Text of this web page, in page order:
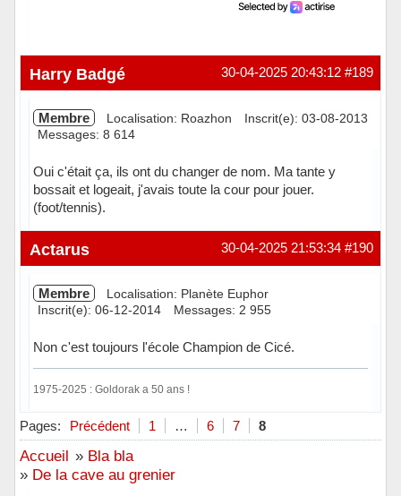
#189
30-04-2025 20:43:12
Harry Badgé
Membre Localisation: Roazhon
Inscrit(e): 03-08-2013
Messages: 8 614
Oui c'était ça, ils ont du changer de nom. Ma tante y
bossait et logeait, j'avais toute la cour pour jouer.
(foot/tennis).
Hors ligne #190
30-04-2025 21:53:34
Actarus
Membre
Localisation: Planète Euphor
Inscrit(e): 06-12-2014
Messages: 2 955
Non c'est toujours l'école Champion de Cicé.
1975-2025 : Goldorak a 50 ans !
Hors ligne
Pages: Précédent 1 … 6 7 8
Accueil » Bla bla
» De la cave au grenier